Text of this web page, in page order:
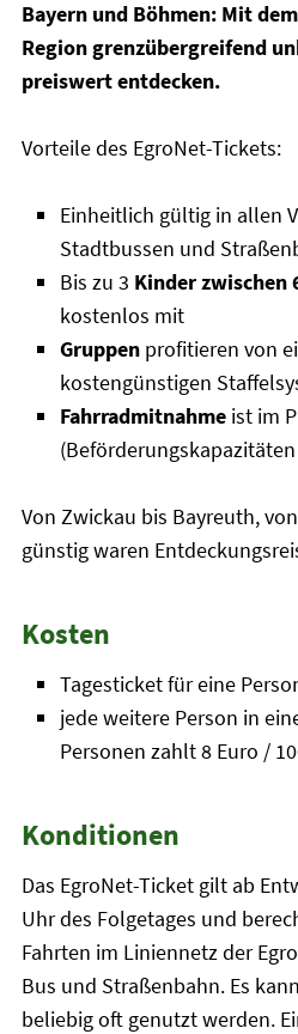
Bayern und Böhmen: Mit
Region grenzübergreifend
preiswert entdecken.
Vorteile des EgroNet-Tickets:
Einheitlich gültig in allen
Stadtbussen und
Bis zu 3 Kinder zwischen
kostenlos mit
Gruppen profitieren von
kostengünstigen
Fahrradmitnahmeist im
Von Zwickau bis Bayreuth,
günstig waren
Kosten
Tagesticket für eine
jede weitere Person in
Personen zahlt 8 Euro /
Konditionen
Das EgroNet-Ticket gilt ab
Uhr des Folgetages und
Fahrten im Liniennetz der
Bus und Straßenbahn. Es
beliebig oft genutzt werden.